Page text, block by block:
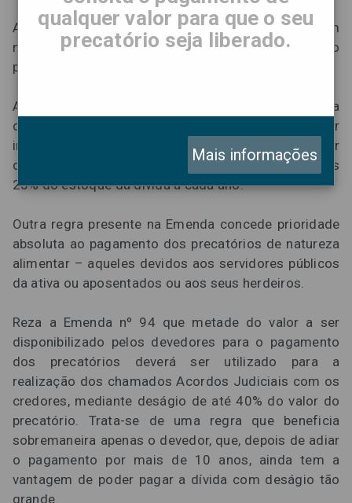
A Emenda Constitucional nº 94/2016 colocou ordem
na casa ao fixar uma série de regras para o
pagamento dos precatórios.
A primeira e mais importante definição é que a dívida
dos estados e municípios com precatórios deve ser
integralmente quitada até 2020. Cada ente devedor
deverá, portanto, pagar a partir de agora pelo menos
25% do estoque da dívida a cada ano.
Outra regra presente na Emenda concede prioridade
absoluta ao pagamento dos precatórios de natureza
alimentar – aqueles devidos aos servidores públicos
da ativa ou aposentados ou aos seus herdeiros.
Reza a Emenda nº 94 que metade do valor a ser
disponibilizado pelos devedores para o pagamento
dos precatórios deverá ser utilizado para a
realização dos chamados Acordos Judiciais com os
credores, mediante deságio de até 40% do valor do
precatório. Trata-se de uma regra que beneficia
sobremaneira apenas o devedor, que, depois de adiar
o pagamento por mais de 10 anos, ainda tem a
vantagem de poder pagar a dívida com deságio tão
grande.
qualquer valor para que o seu
precatório seja liberado.
Mais informações